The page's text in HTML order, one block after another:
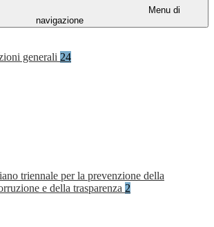
Menu di
navigazione
generali 24
triennale per la prevenzione della
e della trasparenza 2